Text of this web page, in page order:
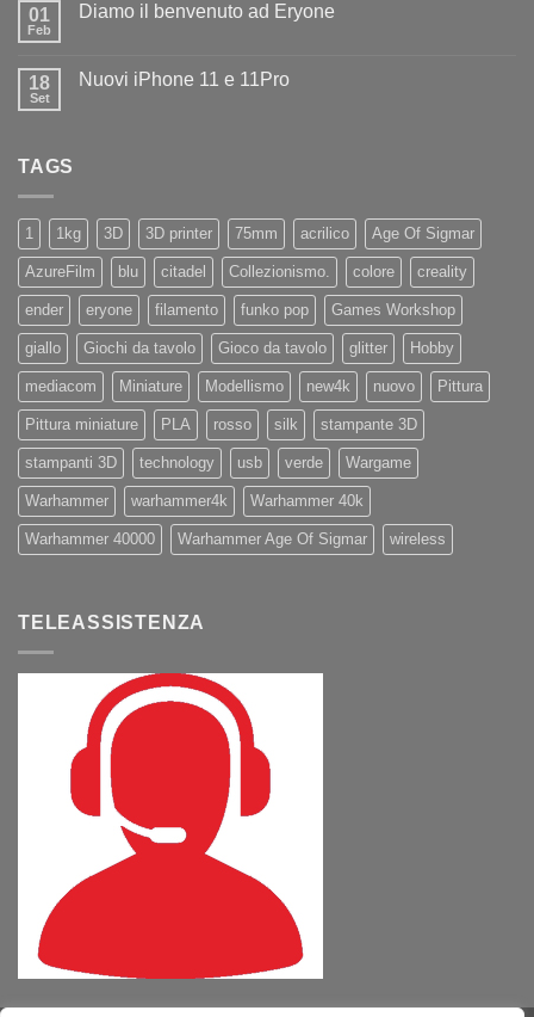
su
la
nuovissima
01
Feb
Diamo il benvenuto ad Eryone
Diamo
18
Set
Nuovi iPhone 11 e 11Pro
TAGS
1 1kg 3D 3D printer 75mm acrilico Age Of Sigmar
AzureFilm blu citadel Collezionismo. colore creality
ender eryone filamento funko pop Games Workshop
giallo Giochi da tavolo Gioco da tavolo glitter Hobby
mediacom Miniature Modellismo new4k nuovo Pittura
Pittura miniature PLA rosso silk stampante 3D
stampanti 3D technology usb verde Wargame
Warhammer warhammer4k Warhammer 40k
Warhammer 40000 Warhammer Age Of Sigmar wireless
TELEASSISTENZA